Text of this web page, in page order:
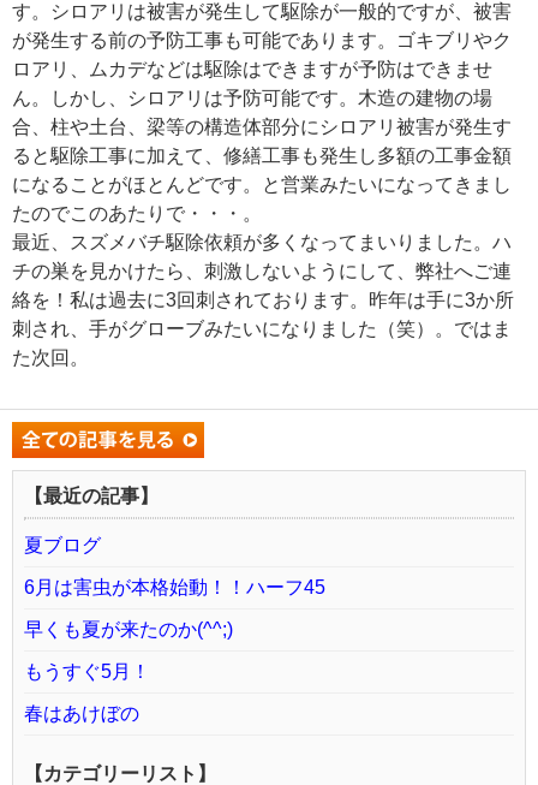
す。シロアリは被害が発生して駆除が一般的ですが、被害
が発生する前の予防工事も可能であります。ゴキブリやク
ロアリ、ムカデなどは駆除はできますが予防はできませ
ん。しかし、シロアリは予防可能です。木造の建物の場
合、柱や土台、梁等の構造体部分にシロアリ被害が発生す
ると駆除工事に加えて、修繕工事も発生し多額の工事金額
になることがほとんどです。と営業みたいになってきまし
たのでこのあたりで・・・。
最近、スズメバチ駆除依頼が多くなってまいりました。ハ
チの巣を見かけたら、刺激しないようにして、弊社へご連
絡を！私は過去に3回刺されております。昨年は手に3か所
刺され、手がグローブみたいになりました（笑）。ではま
た次回。
【最近の記事】
夏ブログ
6月は害虫が本格始動！！ハーフ45
早くも夏が来たのか(^^;)
もうすぐ5月！
春はあけぼの
【カテゴリーリスト】